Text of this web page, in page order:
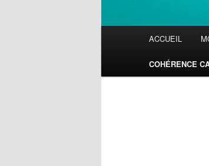
ACCUEIL
COHÉRENCE